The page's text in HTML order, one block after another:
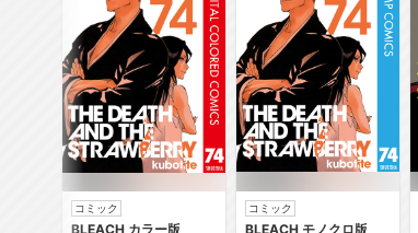
コミック
BLEACH カラー版
コミック
BLEACH モノクロ版